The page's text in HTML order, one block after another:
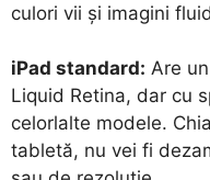
culori vii și imagini
iPad standard: Are
Liquid Retina, dar cu
celorlalte modele.
tabletă, nu vei fi